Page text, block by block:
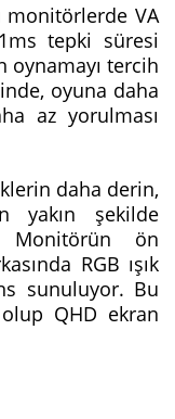
monitörlerde VA
tepki süresi
oynamayı tercih
oyuna daha
az yorulması
daha derin,
yakın şekilde
Monitörün ön
RGB ışık
sunuluyor. Bu
QHD ekran